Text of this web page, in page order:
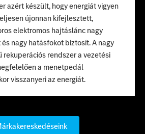
azért készült, hogy energiát vigyen
újonnan kifejlesztett,
elektromos hajtáslánc nagy
nagy hatásfokot biztosít. A nagy
rendszer a vezetési
a menetpedál
visszanyeri az energiát.